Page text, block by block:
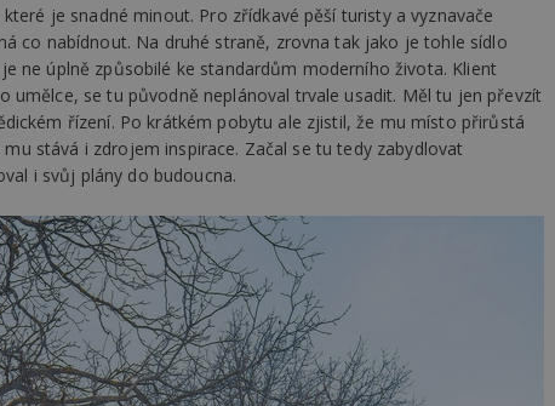
je snadné minout. Pro zřídkavé pěší turisty a vyznavače
co nabídnout. Na druhé straně, zrovna tak jako je tohle sídlo
ne úplně způsobilé ke standardům moderního života. Klient
umělce, se tu původně neplánoval trvale usadit. Měl tu jen převzít
řízení. Po krátkém pobytu ale zjistil, že mu místo přirůstá
stává i zdrojem inspirace. Začal se tu tedy zabydlovat
i svůj plány do budoucna.